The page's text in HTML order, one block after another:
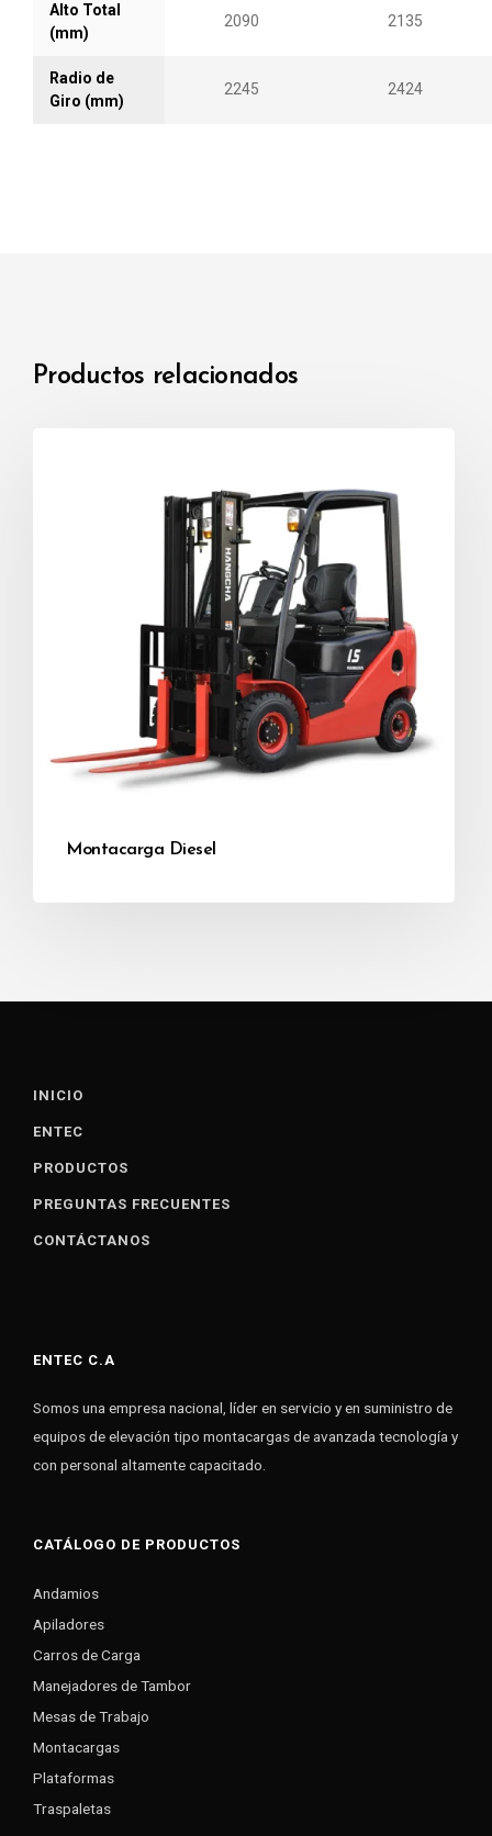
Alto Total
(mm)
2090 2135
Radio de
Giro (mm)
2245 2424
Productos relacionados
Montacarga Diesel
INICIO
ENTEC
PRODUCTOS
PREGUNTAS FRECUENTES
CONTÁCTANOS
ENTEC C.A
Somos una empresa nacional, líder en servicio y en suministro de
equipos de elevación tipo montacargas de avanzada tecnología y
con personal altamente capacitado.
CATÁLOGO DE PRODUCTOS
Andamios
Apiladores
Carros de Carga
Manejadores de Tambor
Mesas de Trabajo
Montacargas
Plataformas
Traspaletas